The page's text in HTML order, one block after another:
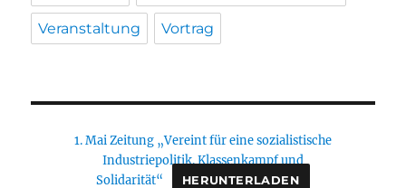
Veranstaltung Vortrag
1. Mai Zeitung „Vereint für eine sozialistische
Industriepolitik. Klassenkampf und
Solidarität“
HERUNTERLADEN